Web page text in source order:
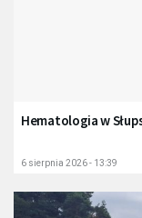
Hematologia w
6 sierpnia 2026 - 13:39